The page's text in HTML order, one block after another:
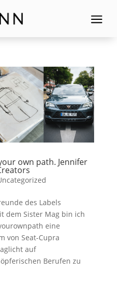
a
own path. Jennifer
des Labels
dem Sister Mag bin ich
eine
von Seat-Cupra
auf
Berufen zu